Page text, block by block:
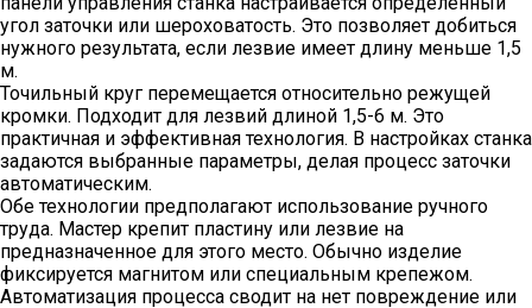
угол заточки или шероховатость. Это позволяет добиться
нужного результата, если лезвие имеет длину меньше 1,5
м.
Точильный круг перемещается относительно режущей
кромки. Подходит для лезвий длиной 1,5-6 м. Это
практичная и эффективная технология. В настройках станка
задаются выбранные параметры, делая процесс заточки
автоматическим.
Обе технологии предполагают использование ручного
труда. Мастер крепит пластину или лезвие на
предназначенное для этого место. Обычно изделие
фиксируется магнитом или специальным крепежом.
Автоматизация процесса сводит на нет повреждение или